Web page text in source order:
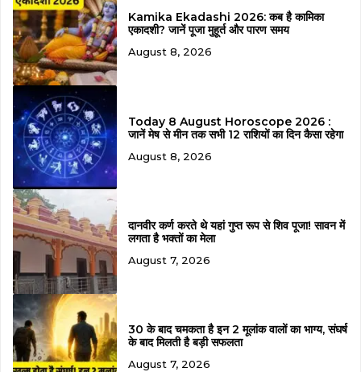
Kamika Ekadashi 2026: कब है कामिका
एकादशी? जानें पूजा मुहूर्त और पारण समय
August 8, 2026
Today 8 August Horoscope 2026 :
जानें मेष से मीन तक सभी 12 राशियों का दिन कैसा रहेगा
August 8, 2026
दानवीर कर्ण करते थे यहां गुप्त रूप से शिव पूजा! सावन में
लगता है भक्तों का मेला
August 7, 2026
30 के बाद चमकता है इन 2 मूलांक वालों का भाग्य, संघर्ष
के बाद मिलती है बड़ी सफलता
August 7, 2026